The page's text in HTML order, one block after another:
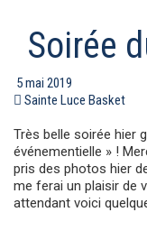
Soirée
5 mai 2019
Sainte Luce Basket
Très belle soirée hier
événementielle » !
pris des photos hier
me ferai un plaisir de
attendant voici